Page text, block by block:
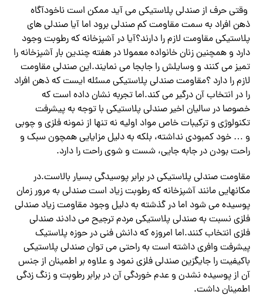
وقتی حرف از صندلی پلاستیکی می آید ممکن است ناخودآگاه
ذهن افراد به سمت مقاومت کم صندلی برود اما آیا صندلی های
پلاستیکی مقاومت لازم را دارند؟آیا در آشپزخانه که رطوبت وجود
دارد و همچنین زنان خانواده معمولا در هفته چندین بار آشپزخانه را
تمیز می کنند و وسایلش را جابجا می نمایند.این صندلی مقاومت
لازم را دارد ؟مقاومت صندلی پلاستیکی مسئله ایست که ذهن افراد
را در انتخاب آن درگیر می کند.اما تجربه نشان داده است که
خصوصا در سالیان اخیر صندلی پلاستیکی با توجه به پیشرفت
تکنولوژی و ترکیبات خاص مواد اولیه نه تنها از نمونه فلزی و چوبی
و … خود کمبودی نداشته، بلکه به دلیل مزایایی همچون سبک و
راحت بودن در جابه جایی، شست و شوی راحت را دارد.
مقاومت صندلی پلاستیکی در برابر پوسیدگی بسیار بالاست.در
مکانهایی مانند آشپزخانه که رطوبت زیاد است صندلی به مرور زمان
پوسیده می شود اما در گذشته به دلیل وجود مقاومت زیاد صندلی
فلزی نسبت به صندلی پلاستیکی مردم ترجیح می دادند صندلی
فلزی انتخاب کنند.اما امروزه که دانش فنی در حوزه پلاستیک
پیشرفت وافری داشته است به راحتی می توان صندلی پلاستیکی
باکیفیت را جایگزین صندلی فلزی نمود و علاوه بر اطمینان از جنس
آن از پوسیده نشدن و عدم خوردگی آن در برابر رطوبت و زنگ زدگی
اطمینان داشت.